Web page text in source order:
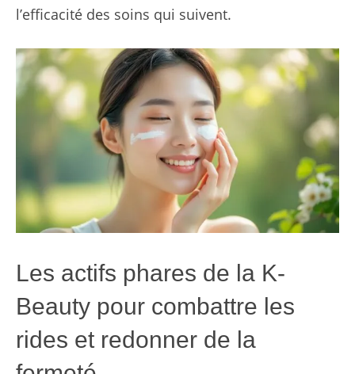
l’efficacité des soins qui suivent.
Les actifs phares de la K-
Beauty pour combattre les
rides et redonner de la